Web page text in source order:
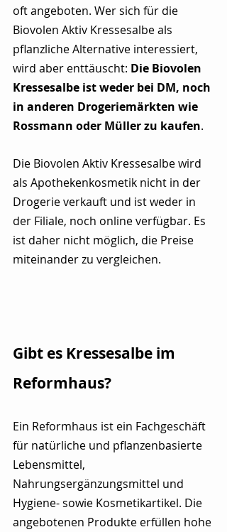
oft angeboten. Wer sich für die
Biovolen Aktiv Kressesalbe als
pflanzliche Alternative interessiert,
wird aber enttäuscht: Die Biovolen
Kressesalbe ist weder bei DM, noch
in anderen Drogeriemärkten wie
Rossmann oder Müller zu kaufen.
Die Biovolen Aktiv Kressesalbe wird
als Apothekenkosmetik nicht in der
Drogerie verkauft und ist weder in
der Filiale, noch online verfügbar. Es
ist daher nicht möglich, die Preise
miteinander zu vergleichen.
Gibt es Kressesalbe im
Reformhaus?
Ein Reformhaus ist ein Fachgeschäft
für natürliche und pflanzenbasierte
Lebensmittel,
Nahrungsergänzungsmittel und
Hygiene- sowie Kosmetikartikel. Die
angebotenen Produkte erfüllen hohe